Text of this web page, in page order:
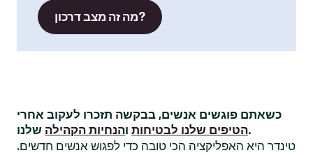
מה זה מצב דרכון?
כשאתם פוגשים אנשים, בבקשה תזכרו לעקוב אחרי
הטיפים שלנו לבטיחות והנחיות הקהילה
שלנו.
טינדר היא האפליקציה הכי טובה כדי לפגוש אנשים חדשים.